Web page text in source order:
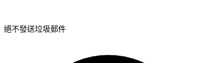
絕不發送垃圾郵件